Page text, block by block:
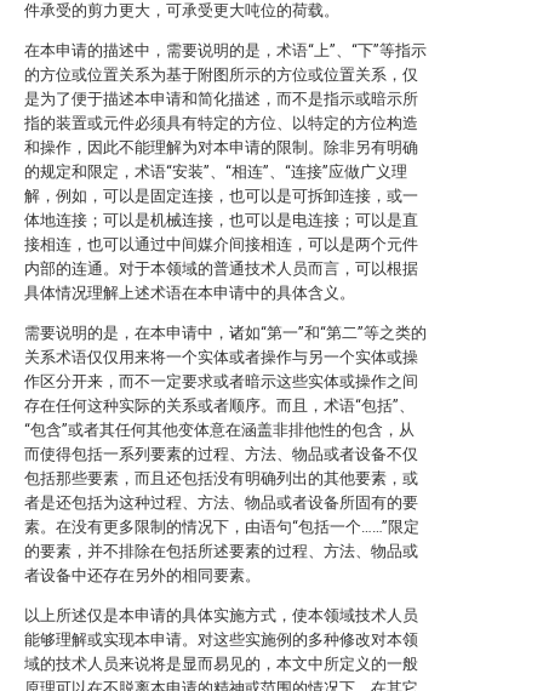
件承受的剪力更大，可承受更大吨位的荷载。
在本申请的描述中，需要说明的是，术语“上”、“下”等指示
的方位或位置关系为基于附图所示的方位或位置关系，仅
是为了便于描述本申请和简化描述，而不是指示或暗示所
指的装置或元件必须具有特定的方位、以特定的方位构造
和操作，因此不能理解为对本申请的限制。除非另有明确
的规定和限定，术语“安装”、“相连”、“连接”应做广义理
解，例如，可以是固定连接，也可以是可拆卸连接，或一
体地连接；可以是机械连接，也可以是电连接；可以是直
接相连，也可以通过中间媒介间接相连，可以是两个元件
内部的连通。对于本领域的普通技术人员而言，可以根据
具体情况理解上述术语在本申请中的具体含义。
需要说明的是，在本申请中，诸如“第一”和“第二”等之类的
关系术语仅仅用来将一个实体或者操作与另一个实体或操
作区分开来，而不一定要求或者暗示这些实体或操作之间
存在任何这种实际的关系或者顺序。而且，术语“包括”、
“包含”或者其任何其他变体意在涵盖非排他性的包含，从
而使得包括一系列要素的过程、方法、物品或者设备不仅
包括那些要素，而且还包括没有明确列出的其他要素，或
者是还包括为这种过程、方法、物品或者设备所固有的要
素。在没有更多限制的情况下，由语句“包括一个……”限定
的要素，并不排除在包括所述要素的过程、方法、物品或
者设备中还存在另外的相同要素。
以上所述仅是本申请的具体实施方式，使本领域技术人员
能够理解或实现本申请。对这些实施例的多种修改对本领
域的技术人员来说将是显而易见的，本文中所定义的一般